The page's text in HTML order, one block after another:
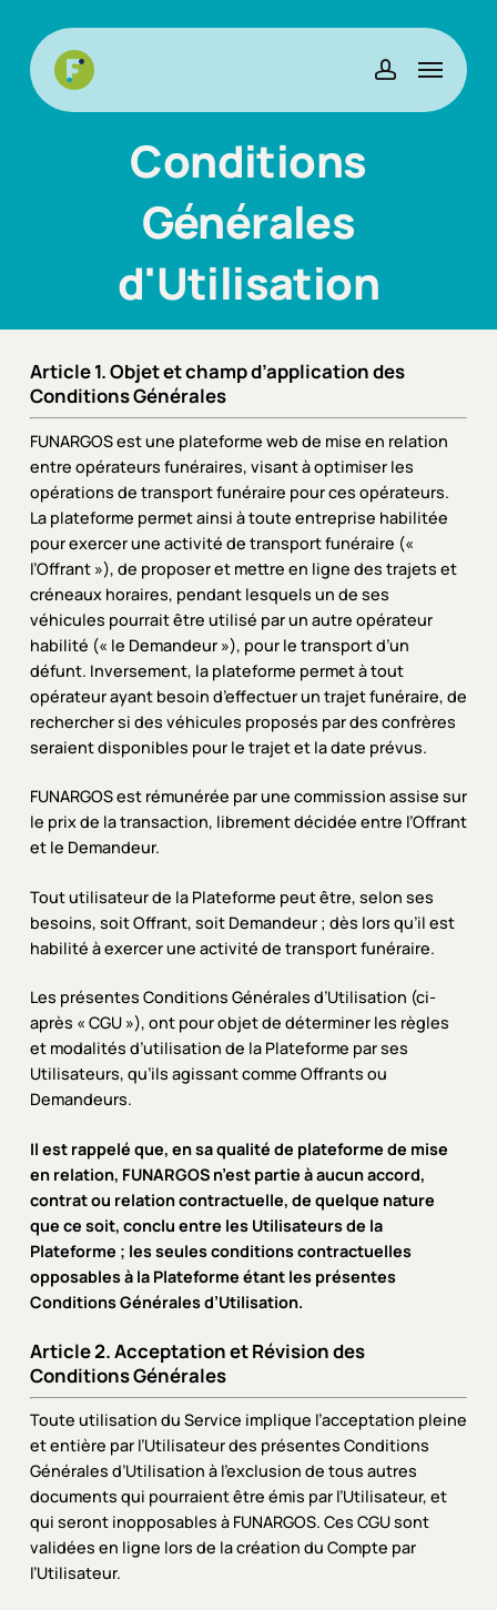
main
content
account
Menu
Conditions
Générales
d'Utilisation
Article 1. Objet et champ d’application des
Conditions Générales
FUNARGOS est une plateforme web de mise en relation
entre opérateurs funéraires, visant à optimiser les
opérations de transport funéraire pour ces opérateurs.
La plateforme permet ainsi à toute entreprise habilitée
pour exercer une activité de transport funéraire («
l’Offrant »), de proposer et mettre en ligne des trajets et
créneaux horaires, pendant lesquels un de ses
véhicules pourrait être utilisé par un autre opérateur
habilité (« le Demandeur »), pour le transport d’un
défunt. Inversement, la plateforme permet à tout
opérateur ayant besoin d’effectuer un trajet funéraire, de
rechercher si des véhicules proposés par des confrères
seraient disponibles pour le trajet et la date prévus.
FUNARGOS est rémunérée par une commission assise sur
le prix de la transaction, librement décidée entre l’Offrant
et le Demandeur.
Tout utilisateur de la Plateforme peut être, selon ses
besoins, soit Offrant, soit Demandeur ; dès lors qu’il est
habilité à exercer une activité de transport funéraire.
Les présentes Conditions Générales d’Utilisation (ci-
après « CGU »), ont pour objet de déterminer les règles
et modalités d’utilisation de la Plateforme par ses
Utilisateurs, qu’ils agissant comme Offrants ou
Demandeurs.
Il est rappelé que, en sa qualité de plateforme de mise
en relation, FUNARGOS n’est partie à aucun accord,
contrat ou relation contractuelle, de quelque nature
que ce soit, conclu entre les Utilisateurs de la
Plateforme ; les seules conditions contractuelles
opposables à la Plateforme étant les présentes
Conditions Générales d’Utilisation.
Article 2. Acceptation et Révision des
Conditions Générales
Toute utilisation du Service implique l’acceptation pleine
et entière par l’Utilisateur des présentes Conditions
Générales d’Utilisation à l’exclusion de tous autres
documents qui pourraient être émis par l’Utilisateur, et
qui seront inopposables à FUNARGOS. Ces CGU sont
validées en ligne lors de la création du Compte par
l’Utilisateur.